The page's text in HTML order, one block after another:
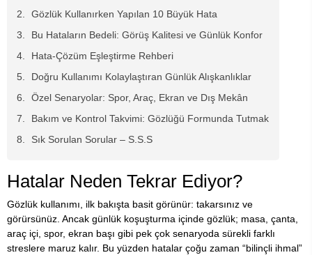
Gözlük Kullanırken Yapılan 10 Büyük Hata
Bu Hataların Bedeli: Görüş Kalitesi ve Günlük Konfor
Hata-Çözüm Eşleştirme Rehberi
Doğru Kullanımı Kolaylaştıran Günlük Alışkanlıklar
Özel Senaryolar: Spor, Araç, Ekran ve Dış Mekân
Bakım ve Kontrol Takvimi: Gözlüğü Formunda Tutmak
Sık Sorulan Sorular – S.S.S
Hatalar Neden Tekrar Ediyor?
Gözlük kullanımı, ilk bakışta basit görünür: takarsınız ve
görürsünüz. Ancak günlük koşuşturma içinde gözlük; masa, çanta,
araç içi, spor, ekran başı gibi pek çok senaryoda sürekli farklı
streslere maruz kalır. Bu yüzden hatalar çoğu zaman “bilinçli ihmal”